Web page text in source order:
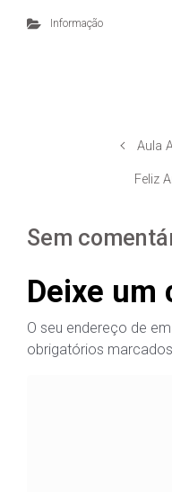
Informação
Aula
Feliz
Sem
Deixe um
O seu endereço de
obrigatórios